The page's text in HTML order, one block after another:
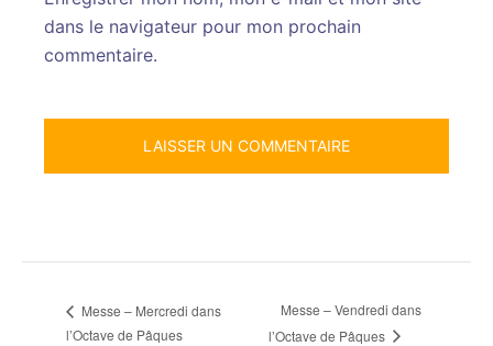
dans le navigateur pour mon prochain
commentaire.
Messe – Mercredi dans
l’Octave de Pâques
Messe – Vendredi dans
l’Octave de Pâques